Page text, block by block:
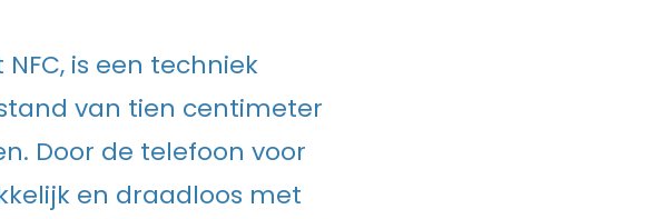
is een techniek
van tien centimeter
Door de telefoon voor
en draadloos met